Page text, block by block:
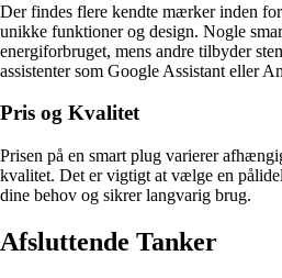
Der findes flere kendte mærker inden
unikke funktioner og design. Nogle
energiforbruget, mens andre tilbyder
assistenter som Google Assistant eller
Pris og Kvalitet
Prisen på en smart plug varierer
kvalitet. Det er vigtigt at vælge en
dine behov og sikrer langvarig brug.
Afsluttende Tanker